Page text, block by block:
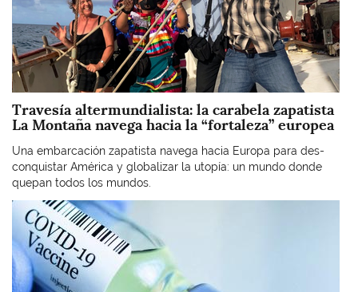
Travesía altermundialista: la carabela zapatista
La Montaña navega hacia la “fortaleza” europea
Una embarcación zapatista navega hacia Europa para des-
conquistar América y globalizar la utopía: un mundo donde
quepan todos los mundos.
Imagen